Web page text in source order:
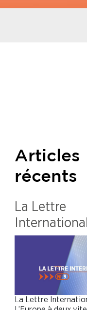
Articles
récents
La Lettre
La Lettre